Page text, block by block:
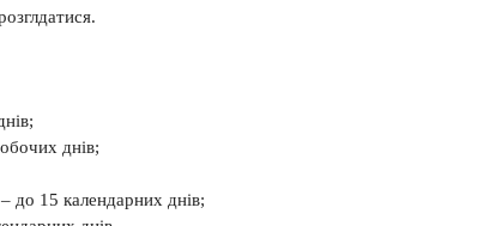
днів;
до 15 календарних днів;